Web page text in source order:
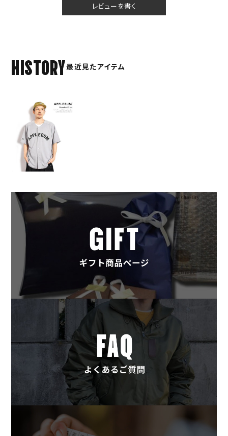
レビューを書く
HISTORY最近見たアイテム